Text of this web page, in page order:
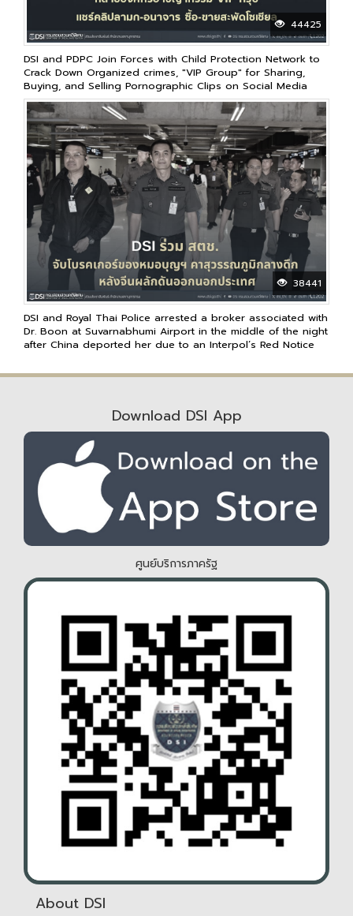
44425
DSI and PDPC Join Forces with Child Protection Network to
Crack Down Organized crimes, "VIP Group" for Sharing,
Buying, and Selling Pornographic Clips on Social Media
38441
DSI and Royal Thai Police arrested a broker associated with
Dr. Boon at Suvarnabhumi Airport in the middle of the night
after China deported her due to an Interpol’s Red Notice
Download DSI App
ศูนย์บริการภาครัฐ
About DSI